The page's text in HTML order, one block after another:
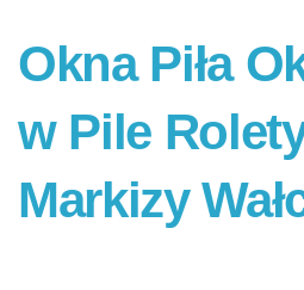
Okna Piła
w Pile
Markizy